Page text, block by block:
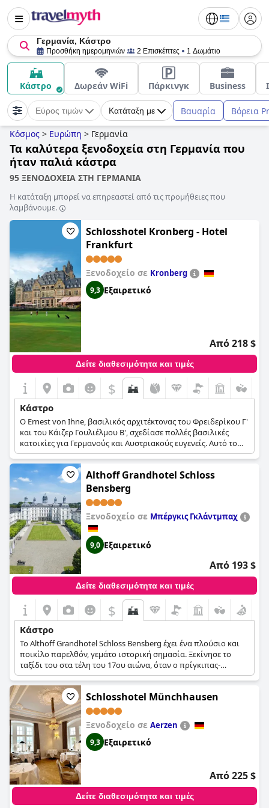
Γερμανία, Κάστρο
Προσθήκη ημερομηνιών 2 Επισκέπτες 1 Δωμάτιο
Κάστρο Δωρεάν WiFi Πάρκινγκ Business
Εύρος τιμών Κατάταξη με Βαυαρία Βόρεια
Κόσμος > Ευρώπη > Γερμανία
Τα καλύτερα ξενοδοχεία στη Γερμανία που
ήταν παλιά κάστρα
95 ΞΕΝΟΔΟΧΕΙΑ ΣΤΗ ΓΕΡΜΑΝΙΑ
Η κατάταξη μπορεί να επηρεαστεί από τις προμήθειες που
λαμβάνουμε.
Schlosshotel Kronberg - Hotel
Frankfurt
Ξενοδοχείο σε Kronberg
9,3 Εξαιρετικό
Από 218 $
Δείτε διαθεσιμότητα και τιμές
$
Κάστρο
Ο Ernest von Ihne, βασιλικός αρχιτέκτονας του Φρειδερίκου Γ'
και του Κάιζερ Γουλιέλμου Β', σχεδίασε πολλές βασιλικές
κατοικίες για Γερμανούς και Αυστριακούς ευγενείς. Αυτό το
ξενοδοχείο αποτελεί ένα από τα κορυφαία επιτεύγματά του.
Χτίστηκε γύρω στο 1890, προς τιμήν του αυτοκράτορα
Φρειδερίκου Γ' και της χήρας αυτοκράτειρας Βικτωρίας της
Γερμανίας. Ακριβώς δίπλα στο σπήλαιο της αυτοκράτειρας
είναι μια ειδυλλιακή τοποθεσία για εκδηλώσεις κάτω από τον
ήλιο. Η αίθουσα δεξιώσεων είναι η αγαπημένη των
επισκεπτών για γάμους και μεγάλες εκδηλώσεις.
Althoff Grandhotel Schloss
Bensberg
Ξενοδοχείο σε Μπέργκις Γκλάντμπαχ
9,0 Εξαιρετικό
Από 193 $
Δείτε διαθεσιμότητα και τιμές
$
Κάστρο
Το Althoff Grandhotel Schloss Bensberg έχει ένα πλούσιο και
ποικίλο παρελθόν, γεμάτο ιστορική σημασία. Ξεκίνησε το
ταξίδι του στα τέλη του 17ου αιώνα, όταν ο πρίγκιπας-
εκλέκτορας Johann Wilhelm II ανέθεσε την κατασκευή του ως
'Maison de Rétraite'. Επηρεασμένο από το μεγαλείο των
Βερσαλλιών και του Κάστρου του Γουίντσεστερ, αυτή η
εκπληκτική τοποθεσία στην κορυφή της ορεινής βεράντας του
Bensberg έχει θέα στην πόλη του καθεδρικού ναού της
Κολωνίας, ενσωματώνοντας ένα μείγμα μεγαλοπρέπειας και
ηρεμίας. Αρχικά προοριζόταν ως κυνηγετικό κατάλυμα για τη
δεύτερη σύζυγο του Γιόχαν Βίλχελμ, Μαρία-Λουίζα της
οικογένειας των Μεδίκων, το σχέδιο αναθεωρήθηκε για τη
δημιουργία ενός εντυπωσιακού κάστρου μετά την επίσκεψη
του πρίγκιπα-εκλέκτορα στις Βερσαλλίες. Η κλίμακα του
κάστρου εξέπληξε τους επισκέπτες της εποχής, μεταξύ των
οποίων ήταν και ο Γιόχαν Βόλφγκανγκ φον Γκαίτε.
Schlosshotel Münchhausen
Ξενοδοχείο σε Aerzen
9,3 Εξαιρετικό
Από 225 $
Δείτε διαθεσιμότητα και τιμές